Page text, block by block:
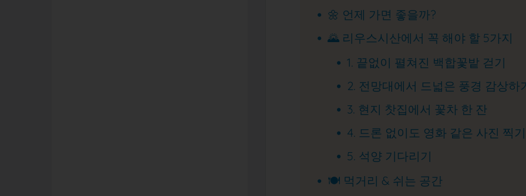
🌼 언제 가면 좋을까?
🌄 리우스시산에서 꼭 해야 할 5가지
1. 끝없이 펼쳐진 백합꽃밭 걷기
2. 전망대에서 드넓은 풍경 감상하
3. 현지 찻집에서 꽃차 한 잔
4. 드론 없이도 영화 같은 사진 찍기
5. 석양 기다리기
🍽️ 먹거리 & 쉬는 공간